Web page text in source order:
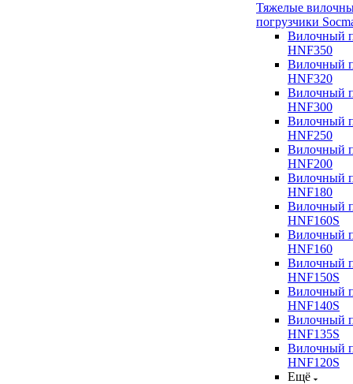
Тяжелые
погрузчики
Вилочный
HNF350
Вилочный
HNF320
Вилочный
HNF300
Вилочный
HNF250
Вилочный
HNF200
Вилочный
HNF180
Вилочный
HNF160S
Вилочный
HNF160
Вилочный
HNF150S
Вилочный
HNF140S
Вилочный
HNF135S
Вилочный
HNF120S
Ещё